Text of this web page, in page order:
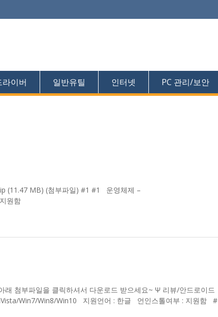
라이버 일반유틸 인터넷 PC 관리/보안
(11.47 MB) (첨부파일) #1 #1 운영체제 –
원함
첨부파일을 클릭하셔서 다운로드 받으세요~ Ψ 리뷰/안드로이드
Win7/Win8/Win10 지원언어 : 한글 언인스톨여부 : 지원함 #